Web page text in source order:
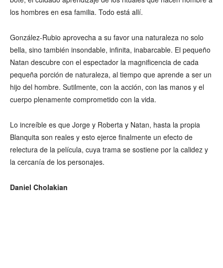
los hombres en esa familia. Todo está allí.
González-Rubio aprovecha a su favor una naturaleza no solo
bella, sino también insondable, infinita, inabarcable. El pequeño
Natan descubre con el espectador la magnificencia de cada
pequeña porción de naturaleza, al tiempo que aprende a ser un
hijo del hombre. Sutilmente, con la acción, con las manos y el
cuerpo plenamente comprometido con la vida.
Lo increíble es que Jorge y Roberta y Natan, hasta la propia
Blanquita son reales y esto ejerce finalmente un efecto de
relectura de la película, cuya trama se sostiene por la calidez y
la cercanía de los personajes.
Daniel Cholakian